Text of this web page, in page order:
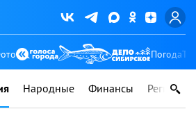
Погода
Народные Финансы Регионы